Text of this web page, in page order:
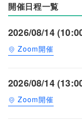
開催日程一覧
2026/08/14
Zoom開催
2026/08/14
Zoom開催